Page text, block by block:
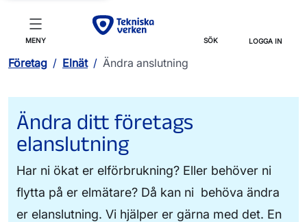
MENY SÖK LOGGA IN
Företag / Elnät / Ändra anslutning
Ändra ditt företags
elanslutning
Har ni ökat er elförbrukning? Eller behöver ni
flytta på er elmätare? Då kan ni behöva ändra
er elanslutning. Vi hjälper er gärna med det. En